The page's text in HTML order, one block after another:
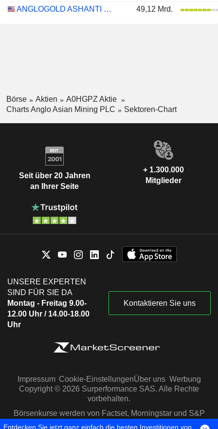
ANGLOGOLD ASHANTI PLC
49,12 Mrd.
Börse Aktien
A0HGPZ Aktie
Charts Anglo Asian Mining PLC
Sektoren-Chart
Seit über 20 Jahren
an Ihrer Seite
+ 1.300.000
Mitglieder
UNSERE EXPERTEN
SIND FÜR SIE DA
Montag - Freitag 9.00-
12.00 Uhr / 14.00-18.00
Uhr
Kontaktieren Sie uns
Impressum Cookie-EinstellungenÜber uns Werbung
Copyright © 2026 Surperformance SAS. Alle Rechte
vorbehalten.
Börsenkurse werden von Factset, Morningstar und S&P
Capital IQ zur Verfügung gestellt
Entdecken Sie jetzt ganz einfach die besten Investitionen von